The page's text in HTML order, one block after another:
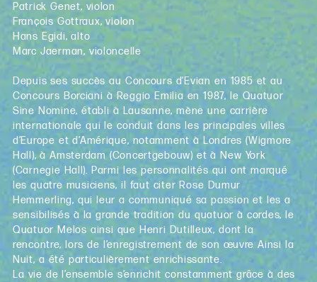
Patrick Genet, violon
François Gottraux, violon
Hans Egidi, alto
Marc Jaerman, violoncelle
Depuis ses succès au Concours d’Evian en 1985 et au
Concours Borciani à Reggio Emilia en 1987, le Quatuor
Sine Nomine, établi à Lausanne, mène une carrière
internationale qui le conduit dans les principales villes
d’Europe et d’Amérique, notamment à Londres (Wigmore
Hall), à Amsterdam (Concertgebouw) et à New York
(Carnegie Hall). Parmi les personnalités qui ont marqué
les quatre musiciens, il faut citer Rose Dumur
Hemmerling, qui leur a communiqué sa passion et les a
sensibilisés à la grande tradition du quatuor à cordes, le
Quatuor Melos ainsi que Henri Dutilleux, dont la
rencontre, lors de l’enregistrement de son œuvre Ainsi la
Nuit, a été particulièrement enrichissante.
La vie de l’ensemble s’enrichit constamment grâce à des